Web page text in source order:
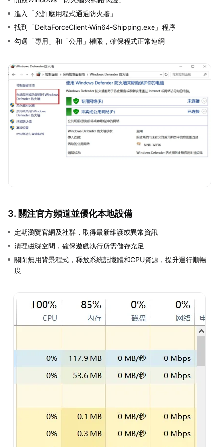
進入「允許應用程式通過防火牆」
找到「DeltaForceClient-Win64-Shipping.exe」程序
勾選「專用」和「公用」權限，確保程式正常連網
3. 關注官方頻道並優化本地設備
定期瀏覽官網及社群，取得最新維護或異常資訊
清理磁碟空間，確保遊戲執行所需儲存充足
關閉無用背景程式，釋放系統記憶體和CPU資源，提升運行順暢
度